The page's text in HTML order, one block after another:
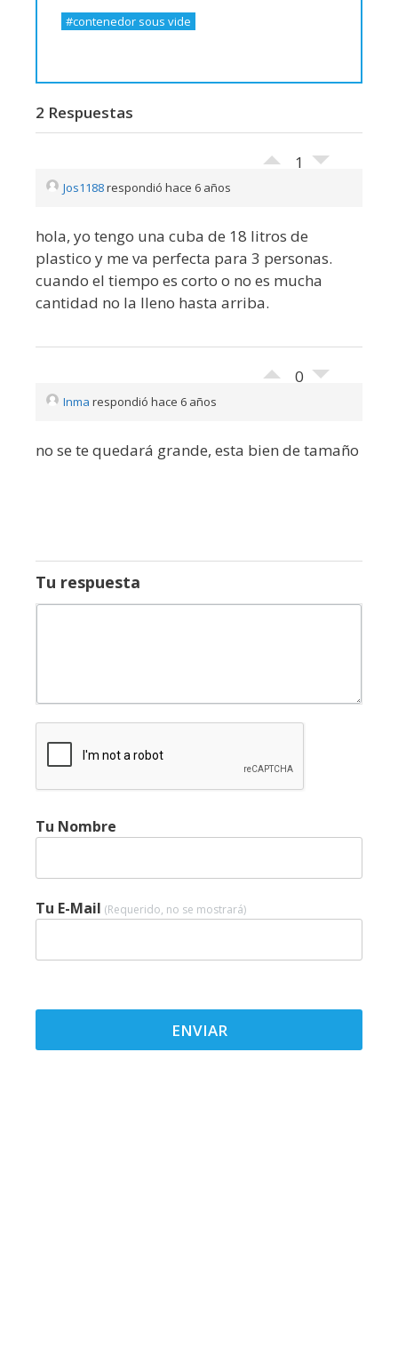
contenedor sous vide
2 Respuestas
1
Jos1188respondió hace 6 años
hola, yo tengo una cuba de 18 litros de
plastico y me va perfecta para 3 personas.
cuando el tiempo es corto o no es mucha
cantidad no la lleno hasta arriba.
0
Inma respondió hace 6 años
no se te quedará grande, esta bien de tamaño
Tu respuesta
Tu Nombre
Tu E-Mail (Requerido, no se mostrará)